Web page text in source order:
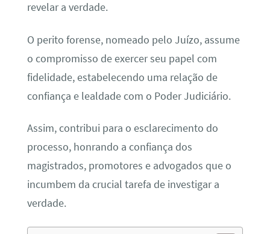
revelar a verdade.
O perito forense, nomeado pelo Juízo, assume
o compromisso de exercer seu papel com
fidelidade, estabelecendo uma relação de
confiança e lealdade com o Poder Judiciário.
Assim, contribui para o esclarecimento do
processo, honrando a confiança dos
magistrados, promotores e advogados que o
incumbem da crucial tarefa de investigar a
verdade.